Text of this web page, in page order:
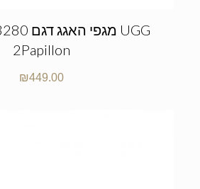
2Papillon
₪449.00